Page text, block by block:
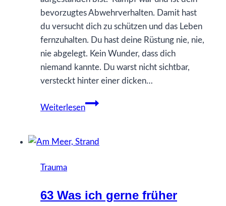
bevorzugtes Abwehrverhalten. Damit hast
du versucht dich zu schützen und das Leben
fernzuhalten. Du hast deine Rüstung nie, nie,
nie abgelegt. Kein Wunder, dass dich
niemand kannte. Du warst nicht sichtbar,
versteckt hinter einer dicken…
Weiterlesen
94
gerne
über
Trauma
63 Was ich gerne früher